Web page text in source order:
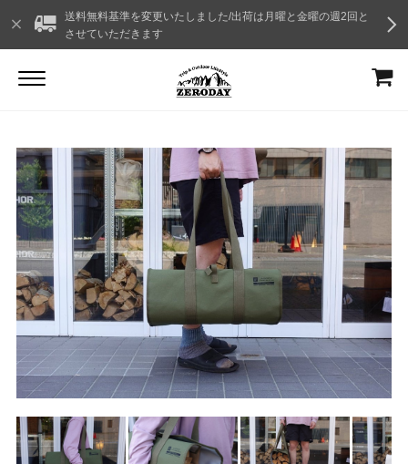
送料無料基準を変更いたしました/出荷は月曜と金曜の週2回と
させていただきます